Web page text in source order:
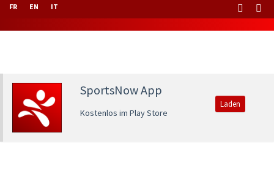
FR EN IT
SportsNow App
Kostenlos im Play Store
Laden